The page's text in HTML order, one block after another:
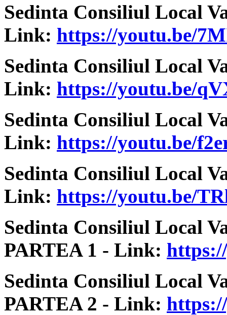
Sedinta Consiliul Local
Link: https://youtu.be/
Sedinta Consiliul Local
Link: https://youtu.be/
Sedinta Consiliul Local
Link: https://youtu.be/
Sedinta Consiliul Local
Link: https://youtu.be/
Sedinta Consiliul Local
PARTEA 1 - Link:
Sedinta Consiliul Local
PARTEA 2 - Link: